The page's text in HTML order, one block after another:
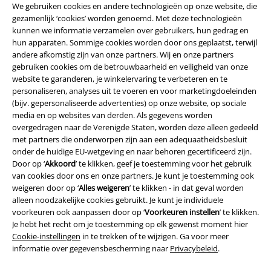
We gebruiken cookies en andere technologieën op onze website, die
gezamenlijk ‘cookies’ worden genoemd. Met deze technologieën
kunnen we informatie verzamelen over gebruikers, hun gedrag en
hun apparaten. Sommige cookies worden door ons geplaatst, terwijl
andere afkomstig zijn van onze partners. Wij en onze partners
gebruiken cookies om de betrouwbaarheid en veiligheid van onze
website te garanderen, je winkelervaring te verbeteren en te
personaliseren, analyses uit te voeren en voor marketingdoeleinden
(bijv. gepersonaliseerde advertenties) op onze website, op sociale
media en op websites van derden. Als gegevens worden
overgedragen naar de Verenigde Staten, worden deze alleen gedeeld
met partners die onderworpen zijn aan een adequaatheidsbesluit
onder de huidige EU-wetgeving en naar behoren gecertificeerd zijn.
Door op ‘Akkoord’ te klikken, geef je toestemming voor het gebruik
van cookies door ons en onze partners. Je kunt je toestemming ook
weigeren door op ‘Alles weigeren’ te klikken - in dat geval worden
alleen noodzakelijke cookies gebruikt. Je kunt je individuele
voorkeuren ook aanpassen door op ‘Voorkeuren instellen’ te klikken.
Je hebt het recht om je toestemming op elk gewenst moment hier
Cookie-instellingen in te trekken of te wijzigen. Ga voor meer
informatie over gegevensbescherming naar Privacybeleid.
A Warner Music Group Company
Beveiliging